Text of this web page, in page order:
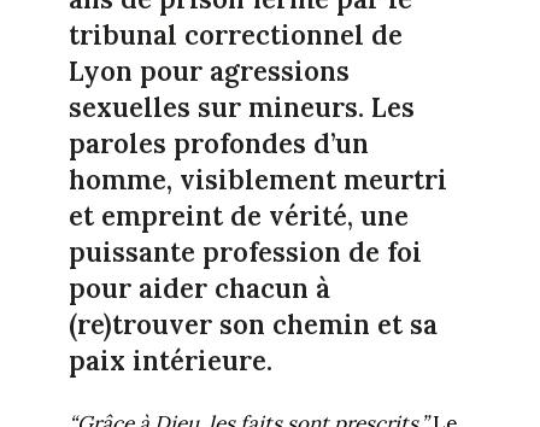
tribunal correctionnel de
Lyon pour agressions
sexuelles sur mineurs. Les
paroles profondes d’un
homme, visiblement meurtri
et empreint de vérité, une
puissante profession de foi
pour aider chacun à
(re)trouver son chemin et sa
paix intérieure.